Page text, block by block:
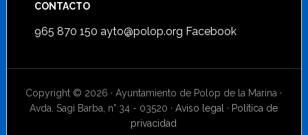
CONTACTO
965 870 150 ayto@polop.org Facebook
Copyright © 2026 · Ayuntamiento de Polop de la Marina ·
Avda. Sagi Barba, n° 34 - 03520 ·Aviso legal · Política de
privacidad